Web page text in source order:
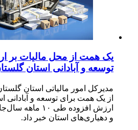
یک همت از محل مالیات بر
توسعه و آبادانی استان
مدیرکل امور مالیاتی استان
از یک همت برای توسعه و آبادانی
ارزش افزوده طی
و دهیاری‌های استان خبر داد.